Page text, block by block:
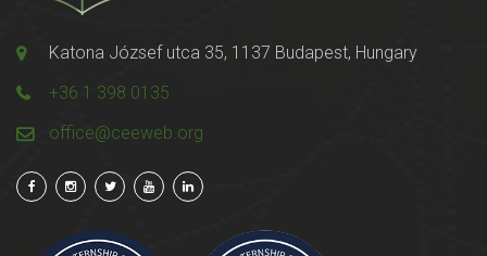
Katona József utca 35, 1137 Budapest, Hungary
+36 1 398 0135
office@ceeweb.org